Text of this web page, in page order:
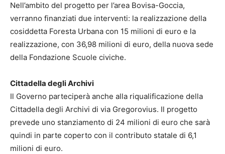
Nell’ambito del progetto per l’area Bovisa-Goccia,
verranno finanziati due interventi: la realizzazione della
cosiddetta Foresta Urbana con 15 milioni di euro e la
realizzazione, con 36,98 milioni di euro, della nuova sede
della Fondazione Scuole civiche.
Cittadella degli Archivi
Il Governo parteciperà anche alla riqualificazione della
Cittadella degli Archivi di via Gregorovius. Il progetto
prevede uno stanziamento di 24 milioni di euro che sarà
quindi in parte coperto con il contributo statale di 6,1
milioni di euro.